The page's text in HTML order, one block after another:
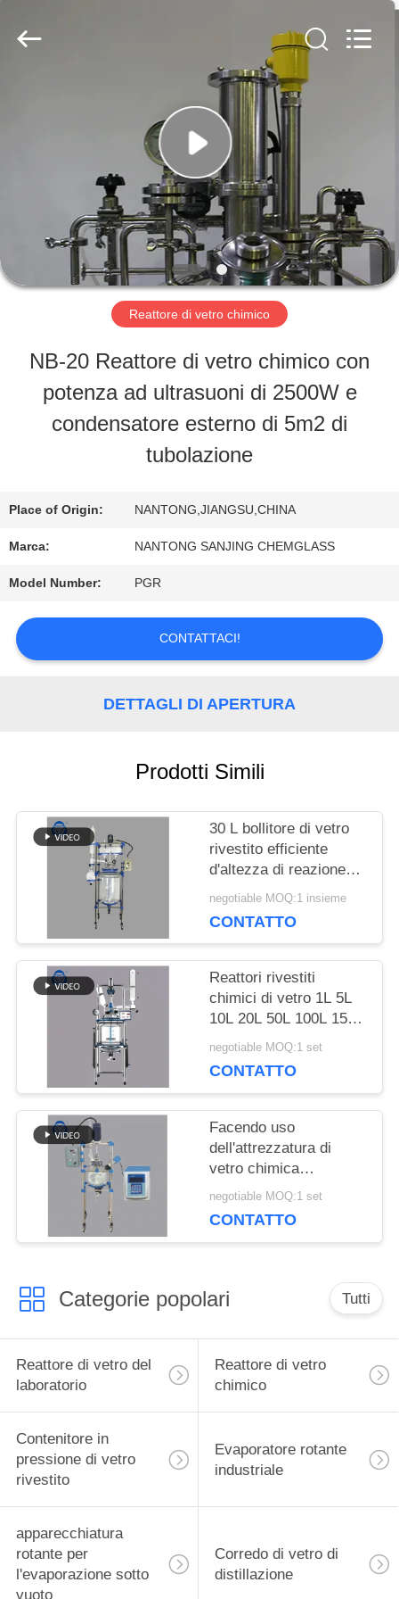
CIRCA
NOI
DELLA
FABBRICA
DI
QUALITÀ
CONTATTICI
CITAZIONE
MAPPA
SITO
POLITICA
PRIVACY
Nantong
Sanjing
Reattore di vetro chimico
NB-20 Reattore di vetro chimico con
potenza ad ultrasuoni di 2500W e
condensatore esterno di 5m2 di
tubolazione
Place of Origin: NANTONG,JIANGSU,CHINA
Marca: NANTONG SANJING CHEMGLASS
Model Number: PGR
CONTATTACI!
DETTAGLI DI APERTURA
Prodotti Simili
30 L bollitore di vetro
rivestito efficiente
d'altezza di reazione
con il condensatore
negotiable MOQ:1 insieme
CONTATTO
Reattori rivestiti
chimici di vetro 1L 5L
10L 20L 50L 100L 150L
200L del laboratorio
negotiable MOQ:1 set
CONTATTO
Facendo uso
dell'attrezzatura di
vetro chimica
ultrasonica di
reattore del
negotiable MOQ:1 set
CONTATTO
Categorie popolari Tutti
Reattore di vetro del
laboratorio
Reattore di vetro
chimico
Contenitore in
pressione di vetro
rivestito
Evaporatore rotante
industriale
apparecchiatura
rotante per
l'evaporazione sotto
vuoto
Corredo di vetro di
distillazione